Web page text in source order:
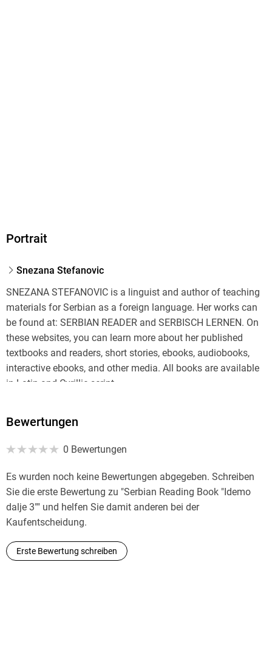
Portrait
Snezana Stefanovic
SNEZANA STEFANOVIC is a linguist and author of teaching
materials for Serbian as a foreign language. Her works can
be found at: SERBIAN READER and SERBISCH LERNEN. On
these websites, you can learn more about her published
textbooks and readers, short stories, ebooks, audiobooks,
interactive ebooks, and other media. All books are available
in Latin and Cyrillic script.
Bewertungen
0 Bewertungen
Es wurden noch keine Bewertungen abgegeben. Schreiben
Sie die erste Bewertung zu "Serbian Reading Book "Idemo
dalje 3"" und helfen Sie damit anderen bei der
Kaufentscheidung.
Erste Bewertung schreiben